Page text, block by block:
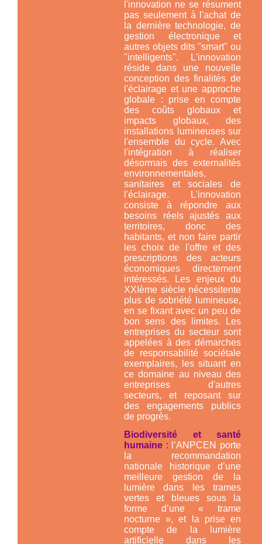
l'innovation ne se résument
pas seulement à l'achat de
la dernière technologie, de
gestion électronique et
autres objets dits "smart" ou
"intelligents". L'innovation
réside dans une nouvelle
conception des finalités de
l'éclairage et une approche
globale : prise en compte
des coûts globaux et
impacts globaux, des
installations lumineuses sur
l'ensemble du cycle. Avec
l'intégration à réaliser
désormais des externalités
environnementales,
sanitaires et sociales de
l'éclairage. L'innovation
consiste à répondre aux
besoins réels ajustés aux
territoires, donc des
habitants, et non faire partir
les choix de l'offre et des
prescriptions des acteurs
économiques directement
intéressés. Les enjeux du
XXIème siècle nécessitente
plus de sobriété lumineuse,
en se fixant avec un peu de
bon sens des limites. Les
entreprises du secteur sont
appelées à des démarches
de responsabilité sociétale
exemplaires, les situant en
ce domaine au niveau des
entreprises d'autres
secteurs, et reposant sur
des engagements publics
de progrès.
Biodiversité et santé
humaine : l’ANPCEN porte
la recommandation
nationale historique d’une
meilleure gestion de la
lumière dans les trames
vertes et bleues sous la
forme d’une « trame
nocturne », et la prise en
compte de la lumière
artificielle dans les